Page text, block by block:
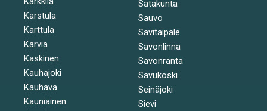
Karstula
Karttula
Karvia
Kaskinen
Kauhajoki
Kauhava
Kauniainen
Satakunta
Sauvo
Savitaipale
Savonlinna
Savonranta
Savukoski
Seinäjoki
Sievi